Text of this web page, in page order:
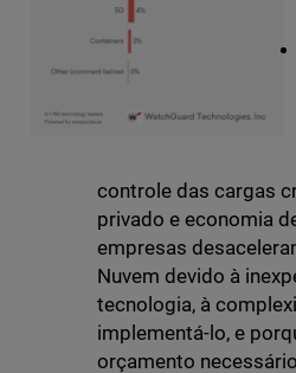
controle das cargas
privado e economia
empresas
Nuvem devido à
tecnologia, à
implementá-lo, e
orçamento